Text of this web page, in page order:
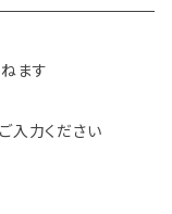
ます
入力ください